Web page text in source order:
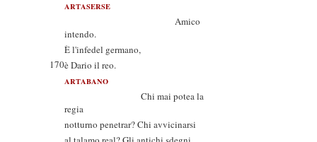
ARTASERSE
Amico
intendo.
È l'infedel germano,
170è Dario il reo.
ARTABANO
Chi mai potea la
regia
notturno penetrar? Chi avvicinarsi